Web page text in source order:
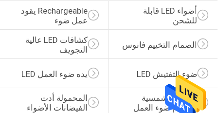
Rechargeable يقود
عمل ضوء
أضواء LED قابلة
للشحن
كشافات LED عالية
التجويف
الصمام التخييم فانوس
يده ضوء العمل LED ضوء التفتيش LED
المحمولة أدت
الفيضانات الأضواء
الطاقة الشمسية
الصمام ضوء العمل